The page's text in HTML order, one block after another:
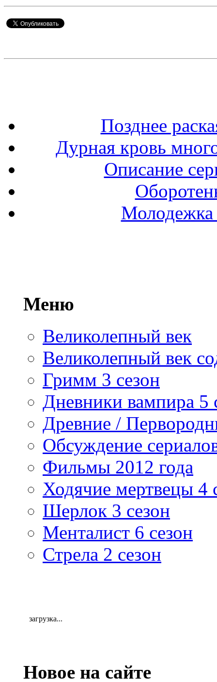
Позднее
Дурная кровь
Описание
Молодежка
Меню
Великолепный век
Великолепный век
Гримм 3 сезон
Дневники вампира 5
Древние /
Обсуждение
Фильмы 2012 года
Ходячие мертвецы 4
Шерлок 3 сезон
Менталист 6 сезон
Стрела 2 сезон
загрузка...
Новое на сайте